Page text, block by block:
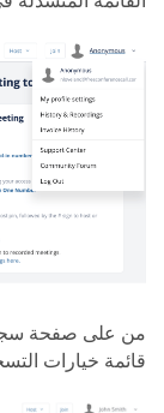
من على صفحة
قائمة خيارات